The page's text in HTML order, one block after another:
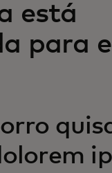
está
para el